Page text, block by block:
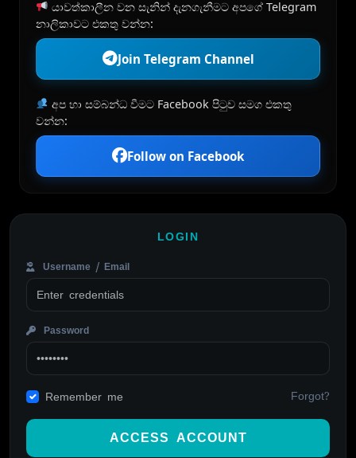
යාවත්කාලීන වන සැනින් දැනගැනීමට අපගේ Telegram
නාලිකාවට එකතු වන්න:
Join Telegram Channel
අප හා සම්බන්ධ වීමට Facebook පිටුව සමග එකතු
වන්න:
Follow on Facebook
LOGIN
Username / Email
Password
Remember me Forgot?
ACCESS ACCOUNT